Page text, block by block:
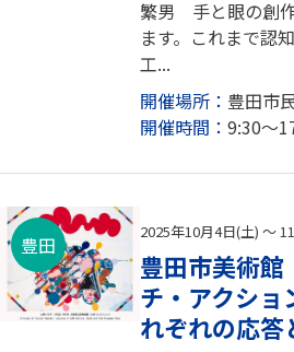
繁男 手と眼の創
ます。これまで認
工...
開催場所： 豊田市
開催時間： 9:30～
豊田
2025年10月4日(土) ～
豊田市美術
チ・アクシ
れぞれの応答